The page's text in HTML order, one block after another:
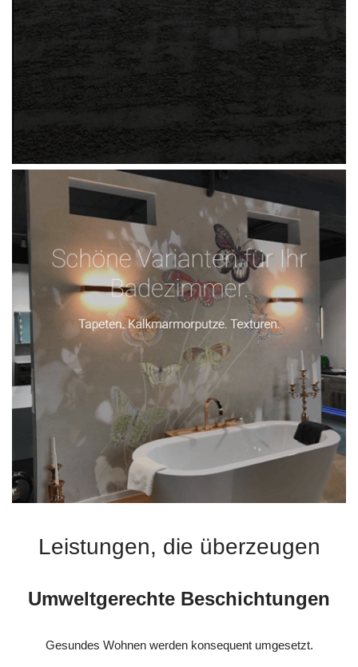
Leistungen, die überzeugen
Umweltgerechte Beschichtungen
Gesundes Wohnen werden konsequent umgesetzt.